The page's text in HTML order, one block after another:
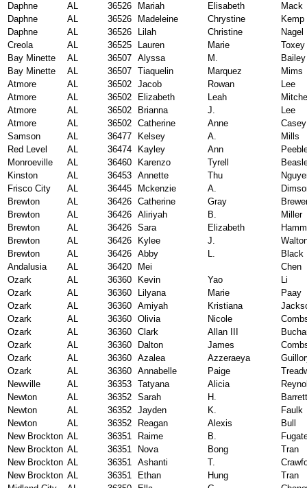
Daphne
AL 36526 Mariah Elisabeth
Mack
Daphne
AL 36526 Madeleine Chrystine
Kemp
Daphne
AL 36526 Lilah Christine
Nagel
Creola
AL 36525 Lauren Marie
Toxey
Bay Minette
AL 36507 Alyssa M.
Bailey
Bay Minette
AL 36507 Tiaquelin Marquez
Mims
Atmore
AL 36502 Jacob Rowan
Lee
Atmore
AL 36502 Elizabeth Leah
Atmore
AL 36502 Brianna J.
Lee
Atmore
AL 36502 Catherine Anne
Casey
Samson
AL 36477 Kelsey A.
Mills
Red Level
AL 36474 Kayley Ann
Monroeville
AL 36460 Karenzo Tyrell
Kinston
AL 36453 Annette Thu
Frisco City
AL 36445 Mckenzie A.
Brewton
AL 36426 Catherine Gray
Brewton
AL 36426 Aliriyah B.
Miller
Brewton
AL 36426 Sara Elizabeth
Brewton
AL 36426 Kylee J.
Brewton
AL 36426 Abby L.
Black
Andalusia
AL 36420 Mei
Chen
Ozark
AL 36360 Kevin Yao
Li
Ozark
AL 36360 Lilyana Marie
Paay
Ozark
AL 36360 Amiyah Kristiana
Ozark
AL 36360 Olivia Nicole
Ozark
AL 36360 Clark Allan III
Ozark
AL 36360 Dalton James
Ozark
AL 36360 Azalea Azzeraeya
Ozark
AL 36360 Annabelle Paige
Newville
AL 36353 Tatyana Alicia
Newton
AL 36352 Sarah H.
Barrett
Newton
AL 36352 Jayden K.
Faulk
Newton
AL 36352 Reagan Alexis
Bull
New Brockton AL 36351 Raime B.
New Brockton AL 36351 Nova Bong
Tran
New Brockton AL 36351 Ashanti T.
New Brockton AL 36351 Ethan Hung
Tran